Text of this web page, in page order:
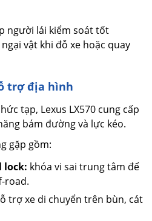
người lái kiểm soát tốt
vật khi đỗ xe hoặc quay
trợ địa hình
tạp, Lexus LX570 cung cấp
bám đường và lực kéo.
gặp gồm:
lock: khóa vi sai trung tâm để
road.
trợ xe di chuyển trên bùn, cát